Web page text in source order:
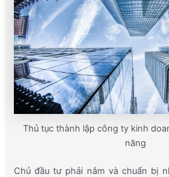
Thủ tục thành lập công ty kinh
năng
Chủ đầu tư phải nắm và chuẩn bị